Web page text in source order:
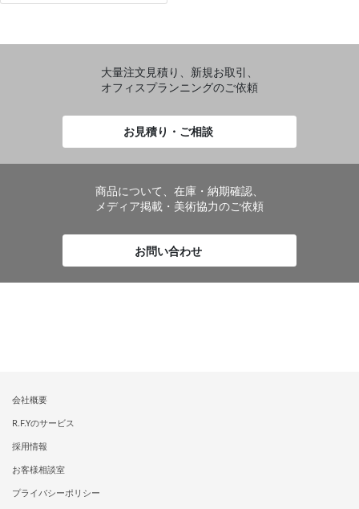
大量注文見積り、新規お取引、
オフィスプランニングのご依頼
お見積り・ご相談
商品について、在庫・納期確認、
メディア掲載・美術協力のご依頼
お問い合わせ
会社概要
R.F.Yのサービス
採用情報
お客様相談室
プライバシーポリシー